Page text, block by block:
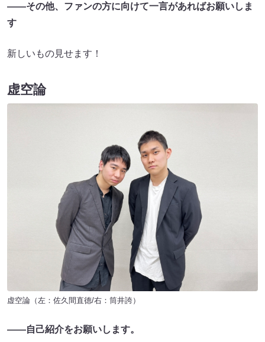
――その他、ファンの方に向けて一言があればお願いしま
す
新しいもの見せます！
虚空論
虚空論（左：佐久間直德/右：筒井誇）
――自己紹介をお願いします。